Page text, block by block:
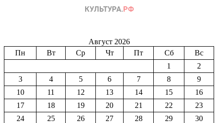
Август 2026
Пн
Вт Ср Чт Пт Сб
Вс
1
2
3
4 5 6 7 8
9
10
11 12 13 14 15
16
17
18 19 20 21 22
23
24
25 26 27 28 29
30